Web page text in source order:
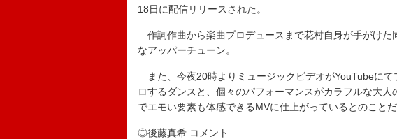
18日に配信リリースされた。
作詞作曲から楽曲プロデュースまで花村自身が手がけた
なアッパーチューン。
また、今夜20時よりミュージックビデオがYouTubeに
ロするダンスと、個々のパフォーマンスがカラフルな大
でエモい要素も体感できるMVに仕上がっているとのことだ
◎後藤真希 コメント